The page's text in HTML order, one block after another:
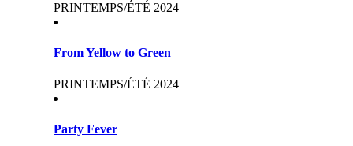
PRINTEMPS/ÉTÉ 2024
From Yellow to Green
PRINTEMPS/ÉTÉ 2024
Party Fever